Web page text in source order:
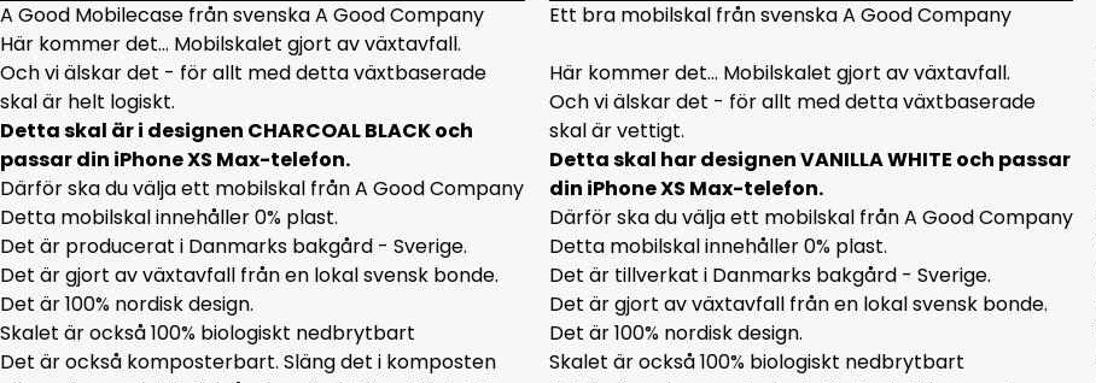
A Good Mobilecase från svenska A Good Company
Här kommer det... Mobilskalet gjort av växtavfall.
Och vi älskar det - för allt med detta växtbaserade
skal är helt logiskt.
Detta skal är i designen CHARCOAL BLACK och
passar din iPhone XS Max-telefon.
Därför ska du välja ett mobilskal från A Good Company
Detta mobilskal innehåller 0% plast.
Det är producerat i Danmarks bakgård - Sverige.
Det är gjort av växtavfall från en lokal svensk bonde.
Det är 100% nordisk design.
Skalet är också 100% biologiskt nedbrytbart
Det är också komposterbart. Släng det i komposten
Ett bra mobilskal från svenska A Good Company
Här kommer det... Mobilskalet gjort av växtavfall.
Och vi älskar det - för allt med detta växtbaserade
skal är vettigt.
Detta skal har designen VANILLA WHITE och passar
din iPhone XS Max-telefon.
Därför ska du välja ett mobilskal från A Good Company
Detta mobilskal innehåller 0% plast.
Det är tillverkat i Danmarks bakgård - Sverige.
Det är gjort av växtavfall från en lokal svensk bonde.
Det är 100% nordisk design.
Skalet är också 100% biologiskt nedbrytbart